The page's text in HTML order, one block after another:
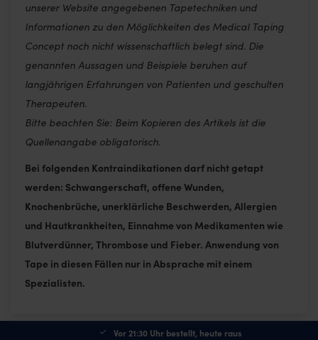
unserer Website angegebenen Tapetechniken und
Informationen zu den Möglichkeiten des Medical Taping
Concept noch nicht wissenschaftlich belegt sind. Die
genannten Aussagen und Beispiele beruhen auf
langjährigen Erfahrungen von Patienten und geschulten
Therapeuten.
Bitte beachten Sie: Beim Kopieren des Artikels ist die
Quellenangabe obligatorisch.
Bei folgenden Kontraindikationen darf nicht getapt
werden: Schwangerschaft, offene Wunden,
Knochenbrüche, unerklärliche Beschwerden, Allergien
und Hautkrankheiten, Einnahme von Medikamenten wie
Blutverdünner, Thrombose und Fieber. Anwendung von
Tape in diesen Fällen nur in Absprache mit einem
Spezialisten.
Vor 21:30 Uhr bestellt, heute raus